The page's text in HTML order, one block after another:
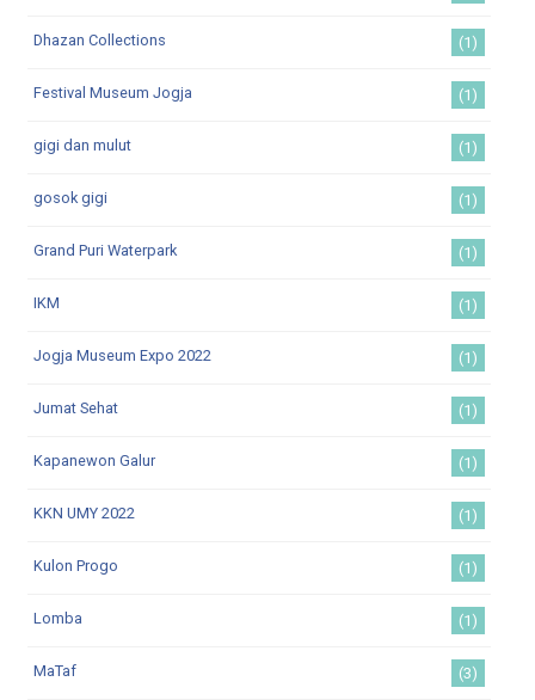
Dhazan Collections (1)
Festival Museum Jogja (1)
gigi dan mulut (1)
gosok gigi (1)
Grand Puri Waterpark (1)
IKM (1)
Jogja Museum Expo 2022 (1)
Jumat Sehat (1)
Kapanewon Galur (1)
KKN UMY 2022 (1)
Kulon Progo (1)
Lomba (1)
MaTaf (3)